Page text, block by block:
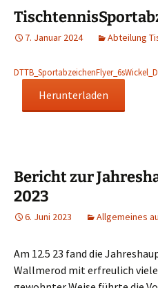
7. Januar 2024 Abteilung
Herunterladen
Bericht zur
2023
6. Juni 2023 Allgemeines
Am 12.5 23 fand die
Wallmerod mit erfreulich